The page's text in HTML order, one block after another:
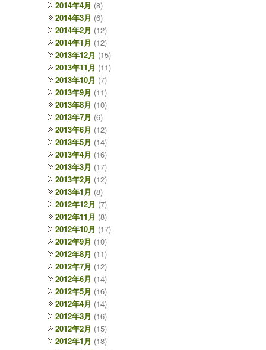
2014年4月 (8)
2014年3月 (6)
2014年2月 (12)
2014年1月 (12)
2013年12月 (15)
2013年11月 (11)
2013年10月 (7)
2013年9月 (11)
2013年8月 (10)
2013年7月 (6)
2013年6月 (12)
2013年5月 (14)
2013年4月 (16)
2013年3月 (17)
2013年2月 (12)
2013年1月 (8)
2012年12月 (7)
2012年11月 (8)
2012年10月 (17)
2012年9月 (10)
2012年8月 (11)
2012年7月 (12)
2012年6月 (14)
2012年5月 (16)
2012年4月 (14)
2012年3月 (16)
2012年2月 (15)
2012年1月 (18)